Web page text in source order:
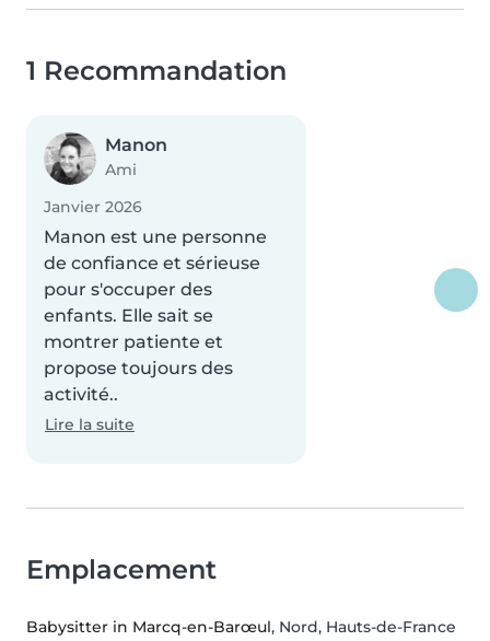
1 Recommandation
Manon
Ami
Janvier 2026
Manon est une personne
de confiance et sérieuse
pour s'occuper des
enfants. Elle sait se
montrer patiente et
propose toujours des
activité..
Lire la suite
Emplacement
Babysitter in Marcq-en-Barœul, Nord, Hauts-de-France